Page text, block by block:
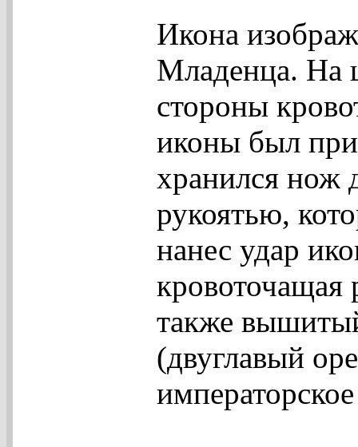
Икона
Младенца. На
стороны
иконы был
хранился нож
рукоятью,
нанес удар
кровоточащая
также
(двуглавый